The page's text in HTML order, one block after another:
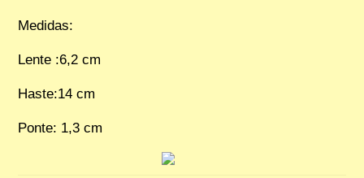
Medidas:
Lente :6,2 cm
Haste:14 cm
Ponte: 1,3 cm